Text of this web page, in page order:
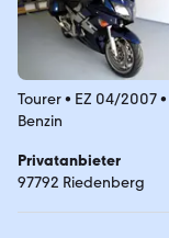
Tourer• EZ 04/2007•
Benzin
Privatanbieter
97792 Riedenberg